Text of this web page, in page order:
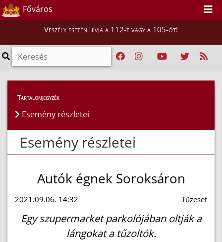
Főváros
Veszély esetén hívja a 112-t vagy a 105-öt!
Esemény részletei
Tartalomjegyzék
Esemény részletei
Esemény részletei
Autók égnek Soroksáron
2021.09.06. 14:32 Tűzeset
Egy szupermarket parkolójában oltják a
lángokat a tűzoltók.